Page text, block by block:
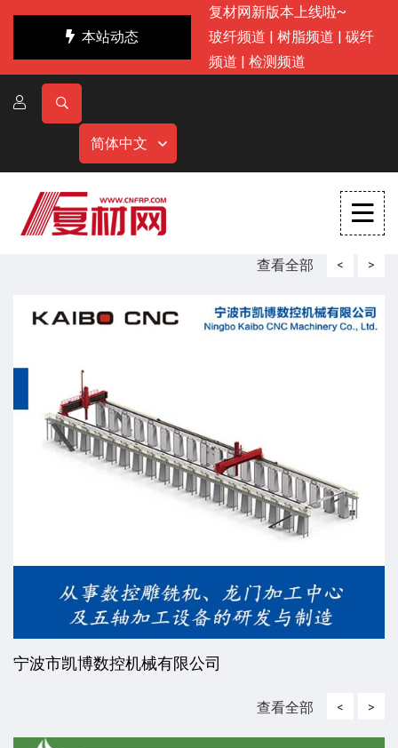
本站动态
复材网新版本上线啦~
玻纤频道 | 树脂频道 | 碳纤
频道 | 检测频道
简体中文
查看全部 <
宁波市凯博数控机械有限公司
>
查看全部 < >